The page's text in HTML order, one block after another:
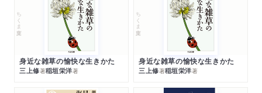
ちくま文庫
身近な雑草の愉快な生きかた
三上修著稲垣栄洋著
ちくま文庫
身近な雑草の愉快な生きかた
三上修著稲垣栄洋著